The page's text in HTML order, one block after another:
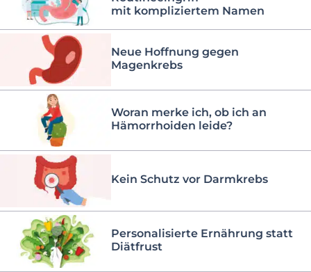
mit kompliziertem Namen
Neue Hoffnung gegen
Magenkrebs
Woran merke ich, ob ich an
Hämorrhoiden leide?
Kein Schutz vor Darmkrebs
Personalisierte Ernährung statt
Diätfrust